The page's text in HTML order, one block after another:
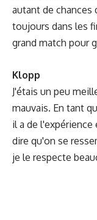
autant de chances
toujours dans les
grand match pour
Klopp
J'étais un peu
mauvais. En tant
il a de l'expérience
dire qu'on se
je le respecte